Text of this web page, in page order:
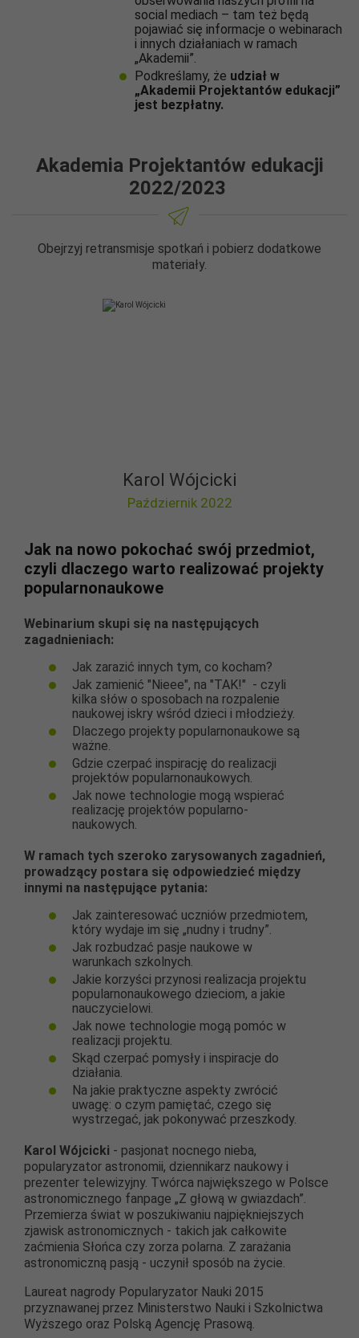
social mediach – tam też będą
pojawiać się informacje o webinarach
i innych działaniach w ramach
„Akademii”.
Podkreślamy, że udział w
„Akademii Projektantów edukacji”
jest bezpłatny.
Akademia Projektantów edukacji
2022/2023
Obejrzyj retransmisje spotkań i pobierz dodatkowe
materiały.
Karol Wójcicki
Październik 2022
Jak na nowo pokochać swój przedmiot,
czyli dlaczego warto realizować projekty
popularnonaukowe
Webinarium skupi się na następujących
zagadnieniach:
Jak zarazić innych tym, co kocham?
Jak zamienić "Nieee", na "TAK!" - czyli
kilka słów o sposobach na rozpalenie
naukowej iskry wśród dzieci i młodzieży.
Dlaczego projekty popularnonaukowe są
ważne.
Gdzie czerpać inspirację do realizacji
projektów popularnonaukowych.
Jak nowe technologie mogą wspierać
realizację projektów popularno-
naukowych.
W ramach tych szeroko zarysowanych zagadnień,
prowadzący postara się odpowiedzieć między
innymi na następujące pytania:
Jak zainteresować uczniów przedmiotem,
który wydaje im się „nudny i trudny”.
Jak rozbudzać pasje naukowe w
warunkach szkolnych.
Jakie korzyści przynosi realizacja projektu
popularnonaukowego dzieciom, a jakie
nauczycielowi.
Jak nowe technologie mogą pomóc w
realizacji projektu.
Skąd czerpać pomysły i inspiracje do
działania.
Na jakie praktyczne aspekty zwrócić
uwagę: o czym pamiętać, czego się
wystrzegać, jak pokonywać przeszkody.
Karol Wójcicki - pasjonat nocnego nieba,
popularyzator astronomii, dziennikarz naukowy i
prezenter telewizyjny. Twórca największego w Polsce
astronomicznego fanpage „Z głową w gwiazdach”.
Przemierza świat w poszukiwaniu najpiękniejszych
zjawisk astronomicznych - takich jak całkowite
zaćmienia Słońca czy zorza polarna. Z zarażania
astronomiczną pasją - uczynił sposób na życie.
Laureat nagrody Popularyzator Nauki 2015
przyznawanej przez Ministerstwo Nauki i Szkolnictwa
Wyższego oraz Polską Agencję Prasową.